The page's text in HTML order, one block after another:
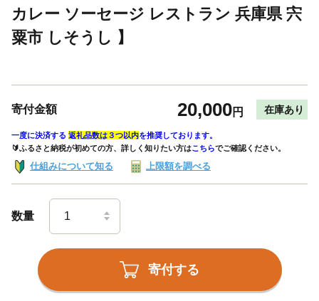
カレー ソーセージ レストラン 兵庫県 宍
粟市 しそうし 】
寄付金額 20,000円 在庫あり
一度に決済する 返礼品数は３つ以内を推奨しております。
🔰ふるさと納税が初めての方、詳しく知りたい方はこちらでご確認ください。
仕組みについて知る 上限額を調べる
数量
寄付する